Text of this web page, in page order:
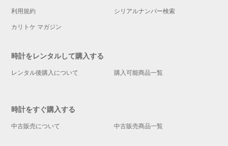
利用規約 シリアルナンバー検索
カリトケ マガジン
時計をレンタルして購入する
レンタル後購入について 購入可能商品一覧
時計をすぐ購入する
中古販売について 中古販売商品一覧